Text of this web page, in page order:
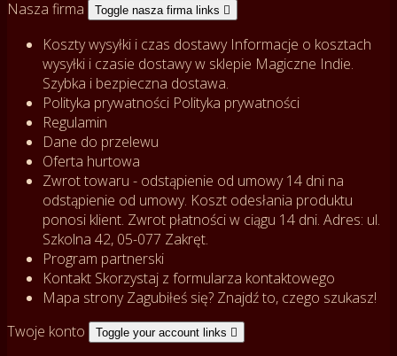
Nasza firma
Toggle nasza firma links 
Koszty wysyłki i czas dostawy Informacje o kosztach
wysyłki i czasie dostawy w sklepie Magiczne Indie.
Szybka i bezpieczna dostawa.
Polityka prywatności Polityka prywatności
Regulamin
Dane do przelewu
Oferta hurtowa
Zwrot towaru - odstąpienie od umowy14 dni na
odstąpienie od umowy. Koszt odesłania produktu
ponosi klient. Zwrot płatności w ciągu 14 dni. Adres: ul.
Szkolna 42, 05-077 Zakręt.
Program partnerski
Kontakt Skorzystaj z formularza kontaktowego
Mapa stronyZagubiłeś się? Znajdź to, czego szukasz!
Twoje konto
Toggle your account links 